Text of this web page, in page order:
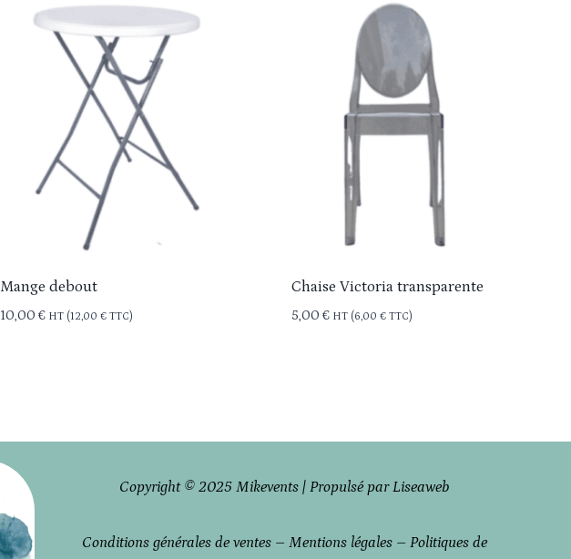
Mange debout
10,00 € HT (12,00 €TTC)
Chaise Victoria transparente
5,00 € HT (6,00 € TTC)
Copyright © 2025 Mikevents | Propulsé par Liseaweb
Conditions générales de ventes– Mentions légales– Politiques de